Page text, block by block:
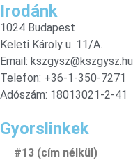
Irodánk
1024 Budapest
Keleti Károly u. 11/A.
Email: kszgysz@kszgysz.hu
Telefon: +36-1-350-7271
Adószám: 18013021-2-41
Gyorslinkek
#13 (cím nélkül)